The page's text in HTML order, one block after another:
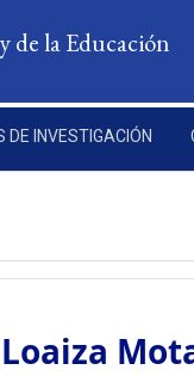
de la Educación
DE INVESTIGACIÓN